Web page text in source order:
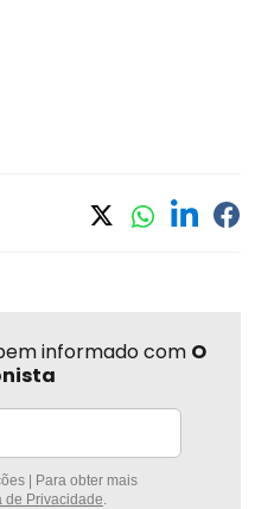
informado com O
| Para obter mais
de Privacidade